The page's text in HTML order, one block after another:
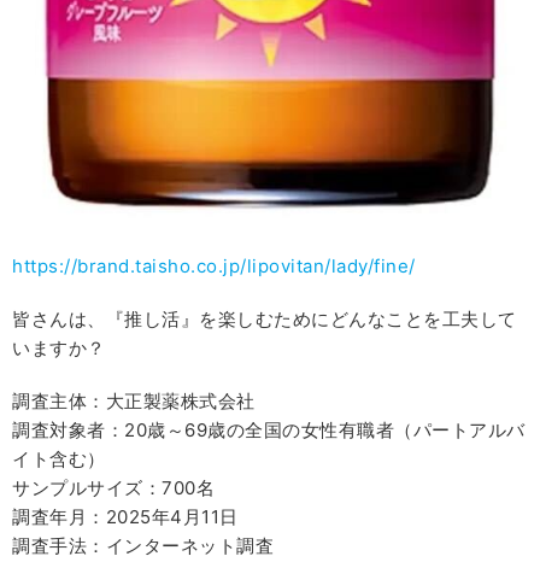
https://brand.taisho.co.jp/lipovitan/lady/fine/
皆さんは、『推し活』を楽しむためにどんなことを工夫して
いますか？
調査主体：大正製薬株式会社
調査対象者：20歳～69歳の全国の女性有職者（パートアルバ
イト含む）
サンプルサイズ：700名
調査年月：2025年4月11日
調査手法：インターネット調査